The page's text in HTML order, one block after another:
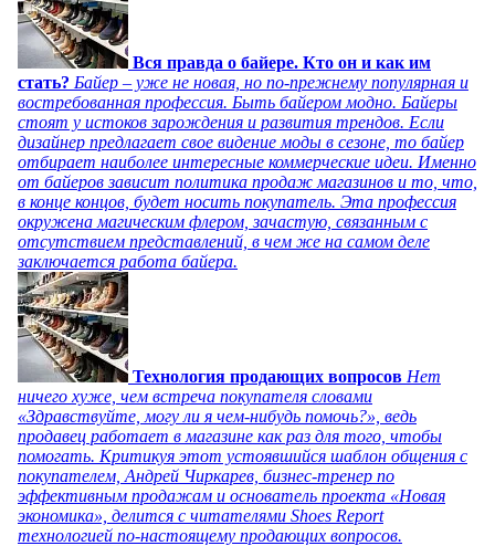
Вся правда о байере. Кто он и как им
стать? Байер – уже не новая, но по-прежнему популярная и
востребованная профессия. Быть байером модно. Байеры
стоят у истоков зарождения и развития трендов. Если
дизайнер предлагает свое видение моды в сезоне, то байер
отбирает наиболее интересные коммерческие идеи. Именно
от байеров зависит политика продаж магазинов и то, что,
в конце концов, будет носить покупатель. Эта профессия
окружена магическим флером, зачастую, связанным с
отсутствием представлений, в чем же на самом деле
заключается работа байера.
Технология продающих вопросов Нет
ничего хуже, чем встреча покупателя словами
«Здравствуйте, могу ли я чем-нибудь помочь?», ведь
продавец работает в магазине как раз для того, чтобы
помогать. Критикуя этот устоявшийся шаблон общения с
покупателем, Андрей Чиркарев, бизнес-тренер по
эффективным продажам и основатель проекта «Новая
экономика», делится с читателями Shoes Report
технологией по-настоящему продающих вопросов.